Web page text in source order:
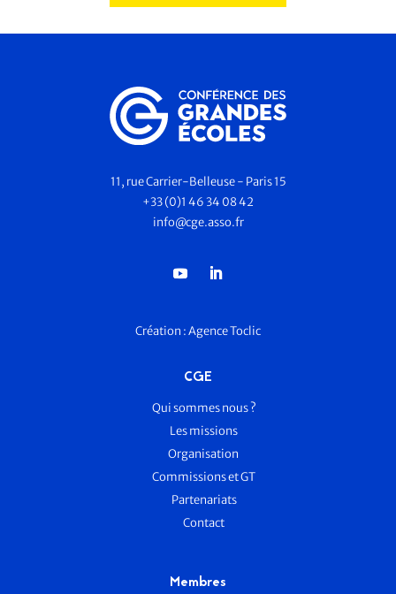
11, rue Carrier-Belleuse - Paris 15
+33 (0)1 46 34 08 42
info@cge.asso.fr
Création :Agence Toclic
CGE
Qui sommes nous ?
Les missions
Organisation
Commissions et GT
Partenariats
Contact
Membres